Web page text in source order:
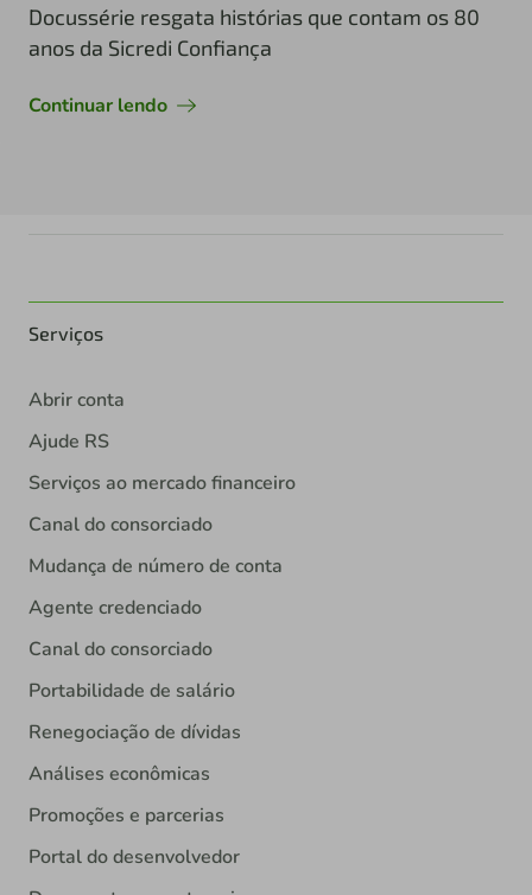
Docussérie resgata histórias que contam os 80
anos da Sicredi Confiança
Continuar lendo
Serviços
Abrir conta
Ajude RS
Serviços ao mercado financeiro
Canal do consorciado
Mudança de número de conta
Agente credenciado
Canal do consorciado
Portabilidade de salário
Renegociação de dívidas
Análises econômicas
Promoções e parcerias
Portal do desenvolvedor